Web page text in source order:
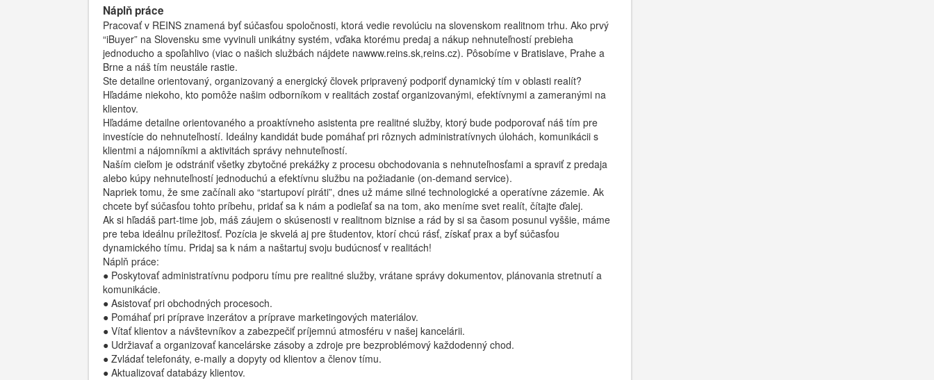
Náplň práce
Pracovať v REINS znamená byť súčasťou spoločnosti, ktorá vedie revolúciu na slovenskom realitnom trhu. Ako prvý
“iBuyer” na Slovensku sme vyvinuli unikátny systém, vďaka ktorému predaj a nákup nehnuteľností prebieha
jednoducho a spoľahlivo (viac o našich službách nájdete nawww.reins.sk,reins.cz). Pôsobíme v Bratislave, Prahe a
Brne a náš tím neustále rastie.
Ste detailne orientovaný, organizovaný a energický človek pripravený podporiť dynamický tím v oblasti realít?
Hľadáme niekoho, kto pomôže našim odborníkom v realitách zostať organizovanými, efektívnymi a zameranými na
klientov.
Hľadáme detailne orientovaného a proaktívneho asistenta pre realitné služby, ktorý bude podporovať náš tím pre
investície do nehnuteľností. Ideálny kandidát bude pomáhať pri rôznych administratívnych úlohách, komunikácii s
klientmi a nájomníkmi a aktivitách správy nehnuteľností.
Naším cieľom je odstrániť všetky zbytočné prekážky z procesu obchodovania s nehnuteľnosťami a spraviť z predaja
alebo kúpy nehnuteľností jednoduchú a efektívnu službu na požiadanie (on-demand service).
Napriek tomu, že sme začínali ako “startupoví piráti”, dnes už máme silné technologické a operatívne zázemie. Ak
chcete byť súčasťou tohto príbehu, pridať sa k nám a podieľať sa na tom, ako meníme svet realít, čítajte ďalej.
Ak si hľadáš part-time job, máš záujem o skúsenosti v realitnom biznise a rád by si sa časom posunul vyššie, máme
pre teba ideálnu príležitosť. Pozícia je skvelá aj pre študentov, ktorí chcú rásť, získať prax a byť súčasťou
dynamického tímu. Pridaj sa k nám a naštartuj svoju budúcnosť v realitách!
Náplň práce:
● Poskytovať administratívnu podporu tímu pre realitné služby, vrátane správy dokumentov, plánovania stretnutí a
komunikácie.
● Asistovať pri obchodných procesoch.
● Pomáhať pri príprave inzerátov a príprave marketingových materiálov.
● Vítať klientov a návštevníkov a zabezpečiť príjemnú atmosféru v našej kancelárii.
● Udržiavať a organizovať kancelárske zásoby a zdroje pre bezproblémový každodenný chod.
● Zvládať telefonáty, e-maily a dopyty od klientov a členov tímu.
● Aktualizovať databázy klientov.